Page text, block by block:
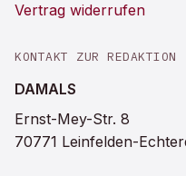
Vertrag widerrufen
KONTAKT ZUR REDAKTION
DAMALS
Ernst-Mey-Str. 8
70771 Leinfelden-